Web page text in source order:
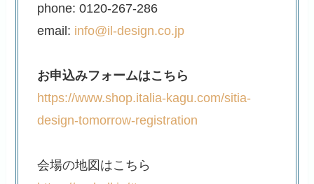
phone: 0120-267-286
email: info@il-design.co.jp
お申込みフォームはこちら
https://www.shop.italia-kagu.com/sitia-
design-tomorrow-registration
会場の地図はこちら